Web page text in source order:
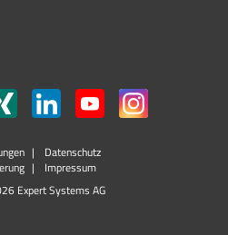
Datenschutz
Impressum
Expert Systems AG